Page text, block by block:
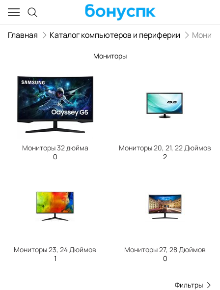
Главная Каталог компьютеров и периферии
Мониторы
Мониторы 32 дюйма
0
Мониторы 20, 21, 22 Дюймов
2
Мониторы 23, 24 Дюймов
1
Мониторы 27, 28 Дюймов
0
Фильтры